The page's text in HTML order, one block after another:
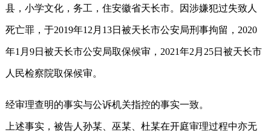
县，小学文化，务工，住安徽省天长市。因涉嫌犯过失致人
死亡罪，于2019年12月13日被天长市公安局刑事拘留，2020
年1月9日被天长市公安局取保候审，2021年2月25日被天长市
人民检察院取保候审。
经审理查明的事实与公诉机关指控的事实一致。
上述事实，被告人孙某、巫某、杜某在开庭审理过程中亦无